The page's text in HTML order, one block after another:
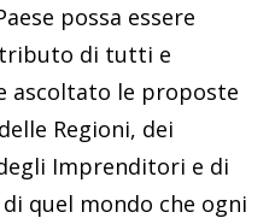
possa essere
di tutti e
ascoltato le proposte
Regioni, dei
Imprenditori e di
quel mondo che ogni